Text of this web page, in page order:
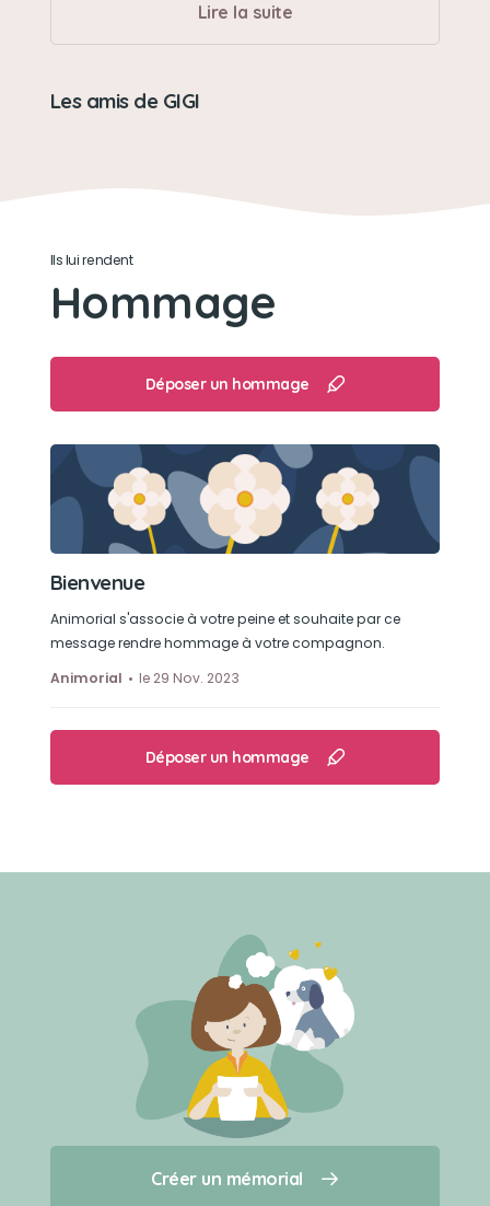
Créer un mémorial
Qui sommes-nous ?
Lire la suite
Les amis de GIGI
Ils lui rendent
Hommage
Déposer un hommage
Bienvenue
Animorial s'associe à votre peine et souhaite par ce
message rendre hommage à votre compagnon.
Animorial
le 29 Nov. 2023
Déposer un hommage
Créer un mémorial